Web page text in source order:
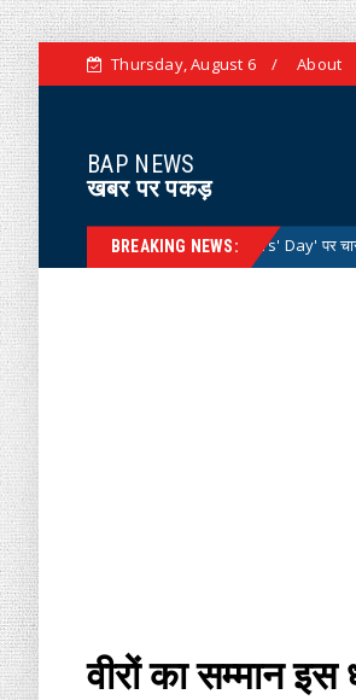
Thursday, August 6 About
BAP NEWS
खबर पर पकड़
BREAKING NEWS:
डे 'National Doctors' Day' पर चारणाई में मां री संभाल
वीरों का सम्मान